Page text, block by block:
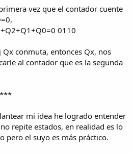
vez que el contador cuente
0110
conmuta, entonces Qx, nos
al contador que es la segunda
mi idea he logrado entender
repite estados, en realidad es lo
pero el suyo es más práctico.